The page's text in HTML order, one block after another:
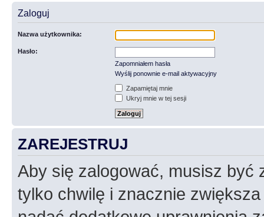
Zaloguj
Nazwa użytkownika:
Hasło:
Zapomniałem hasła
Wyślij ponownie e-mail aktywacyjny
Zapamiętaj mnie
Ukryj mnie w tej sesji
ZAREJESTRUJ
Aby się zalogować, musisz być
tylko chwilę i znacznie